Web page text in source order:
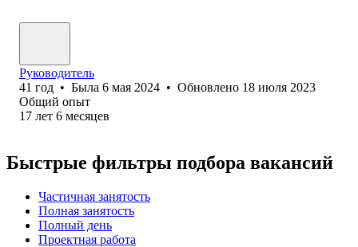
Руководитель
41 год • Была 6 мая 2024 • Обновлено 18 июля 2023
Общий опыт
17 лет 6 месяцев
Быстрые фильтры подбора вакансий
Частичная занятость
Полная занятость
Полный день
Проектная работа